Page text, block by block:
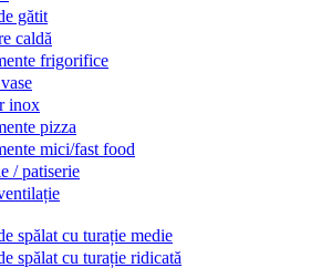
gătit
caldă
frigorifice
inox
pizza
mici/fast food
/ patiserie
spălat cu turație medie
spălat cu turație ridicată